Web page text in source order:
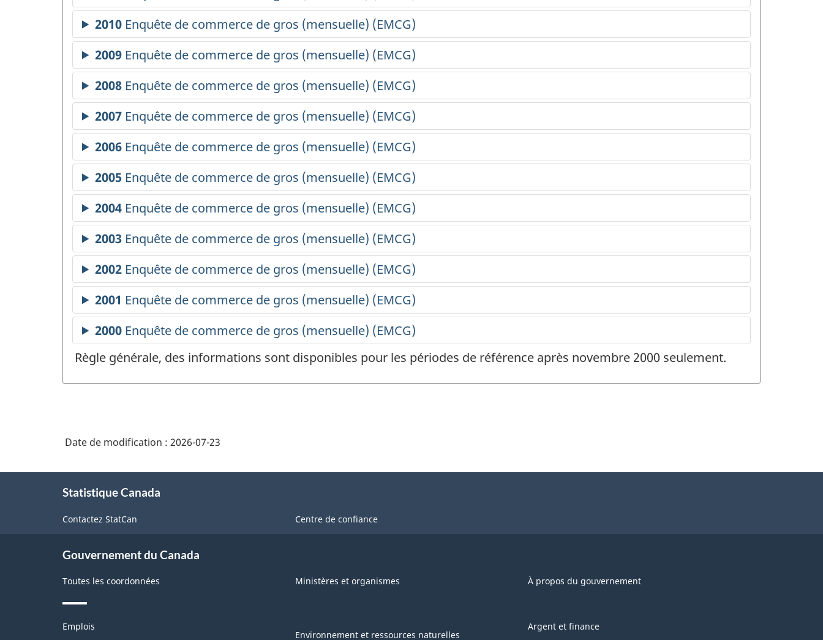
Règle générale, des informations sont disponibles pour les périodes de référence après novembre 2000 seulement.
Date de modification : 2026-07-23
Statistique Canada
Contactez StatCan Centre de confiance
Gouvernement du Canada
Toutes les coordonnées Ministères et organismes À propos du gouvernement
Thèmes
Emplois
Environnement et ressources naturelles
Argent et finance